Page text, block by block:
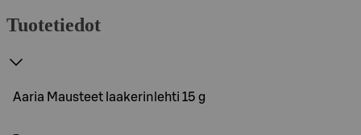
Tuotetiedot
Aaria Mausteet laakerinlehti 15 g